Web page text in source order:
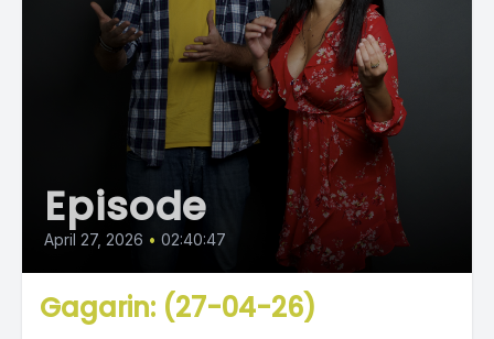
Episode
April 27, 2026 • 02:40:47
Gagarin: (27-04-26)